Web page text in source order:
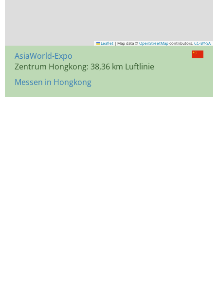
Leaflet | Map data © OpenStreetMap contributors, CC-BY-SA
AsiaWorld-Expo
Zentrum Hongkong: 38,36 km Luftlinie
Messen in Hongkong